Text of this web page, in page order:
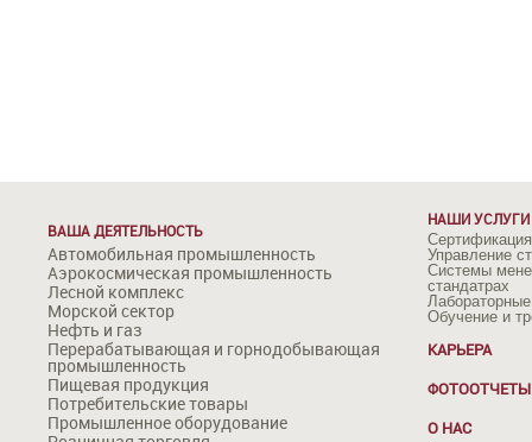
ВАША ДЕЯТЕЛЬНОСТЬ
Автомобильная промышленность
Аэрокосмическая промышленность
Лесной комплекс
Морской сектор
Нефть и газ
Перерабатывающая и горнодобывающая
промышленность
Пищевая продукция
Потребительские товары
Промышленное оборудование
НАШИ УСЛУГИ
Управление
Системы
стандатрах
Обучение и
КАРЬЕРА
ФОТООТЧЕТЫ
О НАС